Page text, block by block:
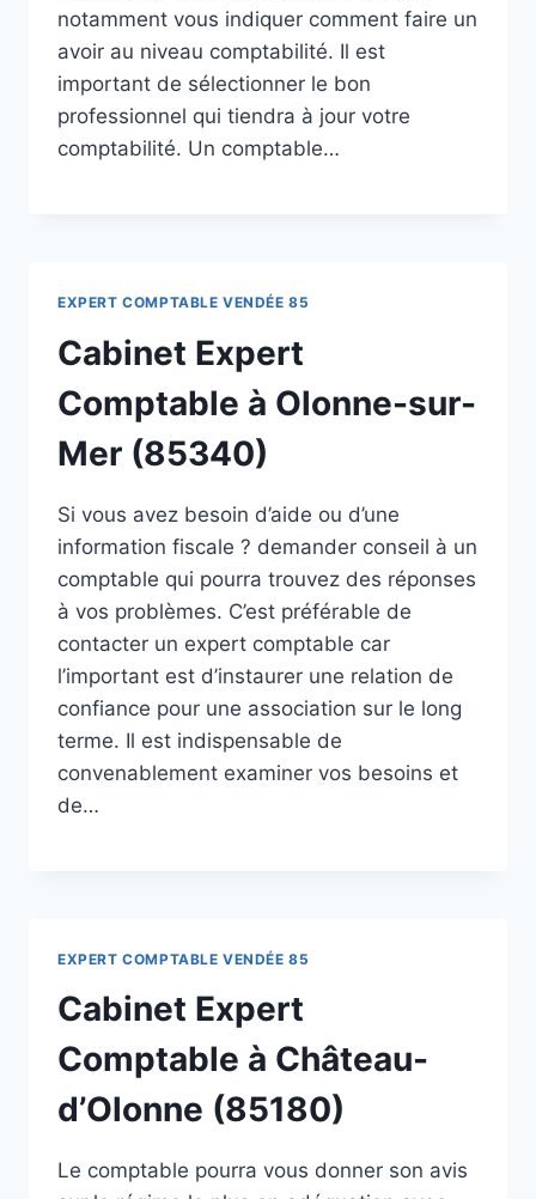
notamment vous indiquer comment faire un
avoir au niveau comptabilité. Il est
important de sélectionner le bon
professionnel qui tiendra à jour votre
comptabilité. Un comptable…
EXPERT COMPTABLE VENDÉE 85
Cabinet Expert
Comptable à Olonne-sur-
Mer (85340)
Si vous avez besoin d’aide ou d’une
information fiscale ? demander conseil à un
comptable qui pourra trouvez des réponses
à vos problèmes. C’est préférable de
contacter un expert comptable car
l’important est d’instaurer une relation de
confiance pour une association sur le long
terme. Il est indispensable de
convenablement examiner vos besoins et
de…
EXPERT COMPTABLE VENDÉE 85
Cabinet Expert
Comptable à Château-
d’Olonne (85180)
Le comptable pourra vous donner son avis